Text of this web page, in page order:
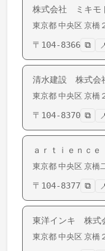
株式会社 ミキモ
東京都 中央区 京橋
〒 104-8366 ⧉
清水建設 株式会
東京都 中央区 京橋
〒 104-8370 ⧉
ａｒｔｉｅｎｃ
東京都 中央区 京橋
〒 104-8377 ⧉
東洋インキ 株式
東京都 中央区 京橋